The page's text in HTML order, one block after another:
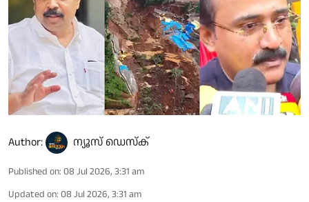
Author: ന്യൂസ് ഡെസ്ക്
Published on: 08 Jul 2026, 3:31 am
Updated on: 08 Jul 2026, 3:31 am